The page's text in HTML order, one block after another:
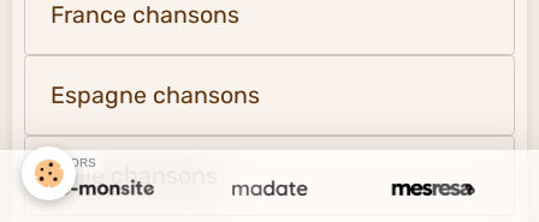
France chansons
Espagne chansons
Italie chansons
SPONSORS